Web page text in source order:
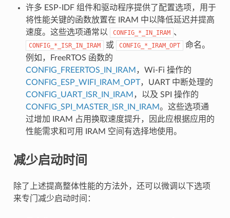
许多 ESP-IDF 组件和驱动程序提供了配置选项，用于
将性能关键的函数放置在 IRAM 中以降低延迟并提高
速度。这些选项通常以
CONFIG_*_IN_IRAM 、
CONFIG_*_ISR_IN_IRAM 或 CONFIG_*_IRAM_OPT
命名。
例如，FreeRTOS 函数的
CONFIG_FREERTOS_IN_IRAM ，Wi-Fi 操作的
CONFIG_ESP_WIFI_IRAM_OPT，UART 中断处理的
CONFIG_UART_ISR_IN_IRAM ，以及 SPI 操作的
CONFIG_SPI_MASTER_ISR_IN_IRAM。这些选项通
过增加 IRAM 占用换取速度提升，因此应根据应用的
性能需求和可用 IRAM 空间有选择地使用。
减少启动时间
除了上述提高整体性能的方法外，还可以微调以下选项
来专门减少启动时间：